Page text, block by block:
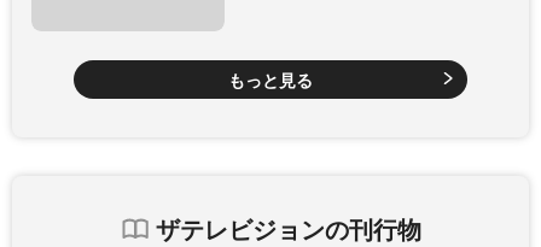
もっと見る
ザテレビジョンの刊行物